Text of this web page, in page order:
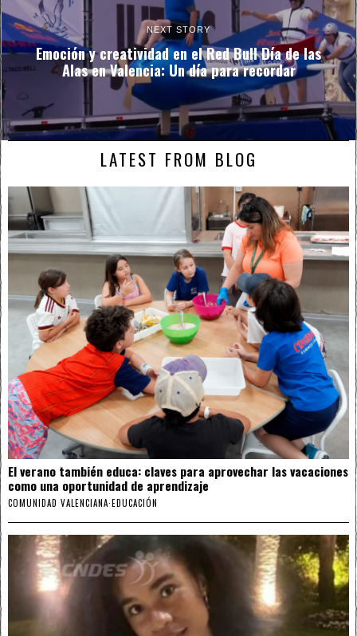
NEXT STORY
Emoción y creatividad en el Red Bull Día de las
Alas en Valencia: Un día para recordar
LATEST FROM BLOG
El verano también educa: claves para aprovechar las vacaciones
como una oportunidad de aprendizaje
COMUNIDAD VALENCIANA·EDUCACIÓN